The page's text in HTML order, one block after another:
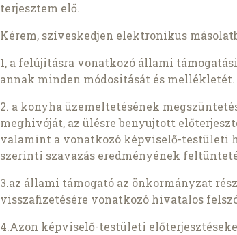
terjesztem elő.
Kérem, szíveskedjen elektronikus
1, a felújitásra vonatkozó állami
annak minden módositását és mellékletét.
2. a konyha üzemeltetésének
meghivóját, az ülésre benyujtott
valamint a vonatkozó képviselő-testületi
szerinti szavazás eredményének
3.az állami támogató az önkormányzat
visszafizetésére vonatkozó hivatalos
4.Azon képviselő-testületi